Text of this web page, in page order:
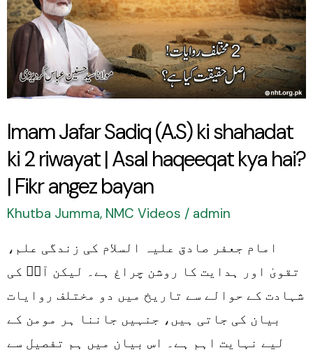
Imam Jafar Sadiq (A.S) ki shahadat
ki 2 riwayat | Asal haqeeqat kya hai?
| Fikr angez bayan
Khutba Jumma, NMC Videos / admin
امام جعفر صادق علیہ السلام کی زندگی علم،
تقویٰ اور ہدایت کا روشن چراغ ہے۔ لیکن آپؑ کی
شہادت کے حوالے سے تاریخ میں دو مختلف روایات
بیان کی جاتی ہیں، جنہیں جاننا ہر مومن کے
لیے نہایت اہم ہے۔ اس بیان میں ہم تفصیل سے
(A.S)
ki
shahadat
ki
riwayat
|
Asal
hai?
|
Fikr
angez
bayan